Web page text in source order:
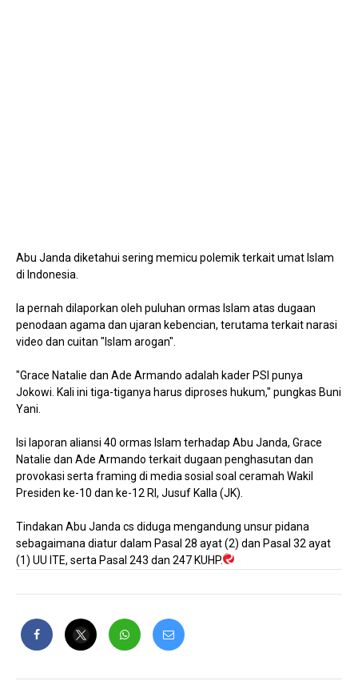
Abu Janda diketahui sering memicu polemik terkait umat Islam
di Indonesia.
Ia pernah dilaporkan oleh puluhan ormas Islam atas dugaan
penodaan agama dan ujaran kebencian, terutama terkait narasi
video dan cuitan "Islam arogan".
"Grace Natalie dan Ade Armando adalah kader PSI punya
Jokowi. Kali ini tiga-tiganya harus diproses hukum," pungkas Buni
Yani.
Isi laporan aliansi 40 ormas Islam terhadap Abu Janda, Grace
Natalie dan Ade Armando terkait dugaan penghasutan dan
provokasi serta framing di media sosial soal ceramah Wakil
Presiden ke-10 dan ke-12 RI, Jusuf Kalla (JK).
Tindakan Abu Janda cs diduga mengandung unsur pidana
sebagaimana diatur dalam Pasal 28 ayat (2) dan Pasal 32 ayat
(1) UU ITE, serta Pasal 243 dan 247 KUHP.